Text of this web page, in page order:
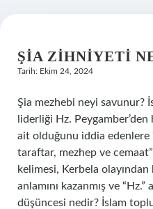
ŞIA ZIHNIYETI
Tarih: Ekim 24, 2024
Şia mezhebi neyi savunur?
liderliği Hz.
ait olduğunu iddia edenlere
taraftar, mezhep ve cemaat”
kelimesi, Kerbela
anlamını kazanmış ve
düşüncesi nedir? İslam